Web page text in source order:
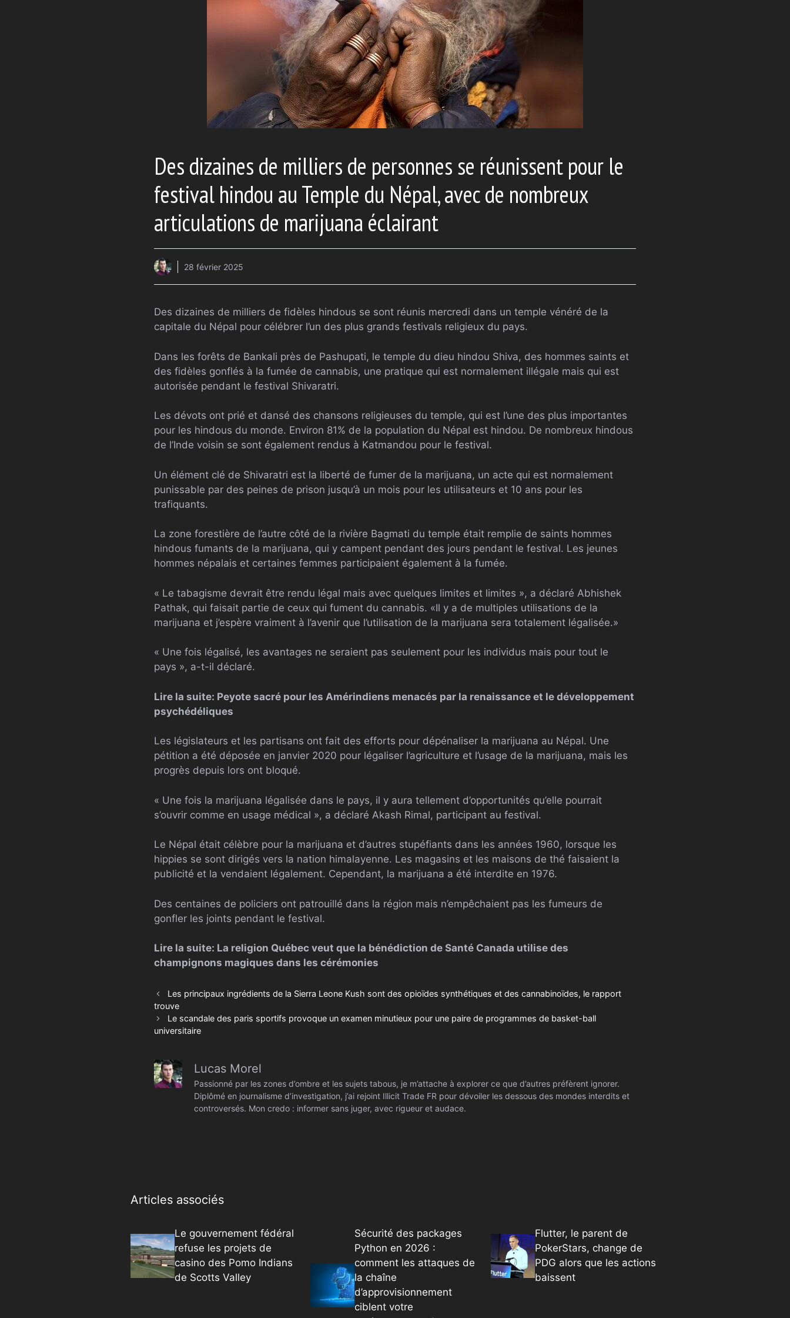
Des dizaines de milliers de personnes se réunissent pour le
festival hindou au Temple du Népal, avec de nombreux
articulations de marijuana éclairant
28 février 2025
Des dizaines de milliers de fidèles hindous se sont réunis mercredi dans un temple vénéré de la
capitale du Népal pour célébrer l’un des plus grands festivals religieux du pays.
Dans les forêts de Bankali près de Pashupati, le temple du dieu hindou Shiva, des hommes saints et
des fidèles gonflés à la fumée de cannabis, une pratique qui est normalement illégale mais qui est
autorisée pendant le festival Shivaratri.
Les dévots ont prié et dansé des chansons religieuses du temple, qui est l’une des plus importantes
pour les hindous du monde. Environ 81% de la population du Népal est hindou. De nombreux hindous
de l’Inde voisin se sont également rendus à Katmandou pour le festival.
Un élément clé de Shivaratri est la liberté de fumer de la marijuana, un acte qui est normalement
punissable par des peines de prison jusqu’à un mois pour les utilisateurs et 10 ans pour les
trafiquants.
La zone forestière de l’autre côté de la rivière Bagmati du temple était remplie de saints hommes
hindous fumants de la marijuana, qui y campent pendant des jours pendant le festival. Les jeunes
hommes népalais et certaines femmes participaient également à la fumée.
« Le tabagisme devrait être rendu légal mais avec quelques limites et limites », a déclaré Abhishek
Pathak, qui faisait partie de ceux qui fument du cannabis. «Il y a de multiples utilisations de la
marijuana et j’espère vraiment à l’avenir que l’utilisation de la marijuana sera totalement légalisée.»
« Une fois légalisé, les avantages ne seraient pas seulement pour les individus mais pour tout le
pays », a-t-il déclaré.
Lire la suite: Peyote sacré pour les Amérindiens menacés par la renaissance et le développement
psychédéliques
Les législateurs et les partisans ont fait des efforts pour dépénaliser la marijuana au Népal. Une
pétition a été déposée en janvier 2020 pour légaliser l’agriculture et l’usage de la marijuana, mais les
progrès depuis lors ont bloqué.
« Une fois la marijuana légalisée dans le pays, il y aura tellement d’opportunités qu’elle pourrait
s’ouvrir comme en usage médical », a déclaré Akash Rimal, participant au festival.
Le Népal était célèbre pour la marijuana et d’autres stupéfiants dans les années 1960, lorsque les
hippies se sont dirigés vers la nation himalayenne. Les magasins et les maisons de thé faisaient la
publicité et la vendaient légalement. Cependant, la marijuana a été interdite en 1976.
Des centaines de policiers ont patrouillé dans la région mais n’empêchaient pas les fumeurs de
gonfler les joints pendant le festival.
Lire la suite: La religion Québec veut que la bénédiction de Santé Canada utilise des
champignons magiques dans les cérémonies
Les principaux ingrédients de la Sierra Leone Kush sont des opioïdes synthétiques et des cannabinoïdes, le rapport
trouve
Le scandale des paris sportifs provoque un examen minutieux pour une paire de programmes de basket-ball
universitaire
Lucas Morel
Passionné par les zones d’ombre et les sujets tabous, je m’attache à explorer ce que d’autres préfèrent ignorer.
Diplômé en journalisme d’investigation, j’ai rejoint Illicit Trade FR pour dévoiler les dessous des mondes interdits et
controversés. Mon credo : informer sans juger, avec rigueur et audace.
Articles associés
Le gouvernement fédéral
refuse les projets de
casino des Pomo Indians
de Scotts Valley
Sécurité des packages
Python en 2026 :
comment les attaques de
la chaîne
d’approvisionnement
ciblent votre
Flutter, le parent de
PokerStars, change de
PDG alors que les actions
baissent